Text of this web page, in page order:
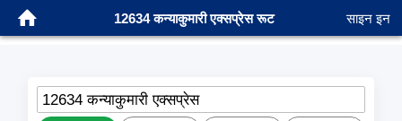
12634 कन्याकुमारी एक्सप्रेस रूट साइन इन
12634 कन्याकुमारी एक्सप्रेस